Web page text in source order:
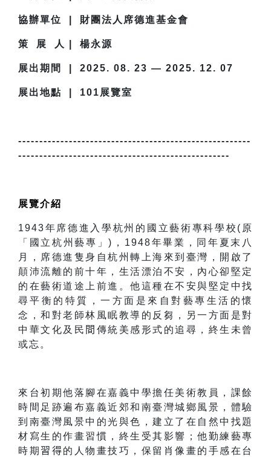
協辦單位 | 財團法人席德進基金會
策 展 人 | 楊永源
展出期間 | 2025. 08. 23 — 2025. 12. 07
展出地點 | 101展覽室
-------------------------------------------------------
--------------------------------------------------
展覽介紹
1943年席德進入學杭州的國立藝術專科學校(原
「國立杭州藝專」)， 1948年畢業，同年夏末八
月，席德進隻身自杭州轉上海來到臺灣，開啟了
顛沛流離的前十年，生活漂泊不安，內心卻堅定
的在藝術道途上前進。他這種在不安與堅定中找
尋平衡的特質，一方面是來自對藝專生活的懷
念，和對老師林風眠教導的反芻，另一方面是對
中華文化及民 間 傳統美感形式的追尋，終生未曾
或忘。
來台初期他落腳在嘉義中學擔任美術教員，課餘
時間足跡遍布嘉義近郊和南臺灣城鄉風景，體驗
到南臺灣風景中的光與色，建立了在自然中找題
材寫生的作畫習慣，終生受其影響；他勤練藝專
時期 習得的人物畫技巧，保留肖像畫的手感在台